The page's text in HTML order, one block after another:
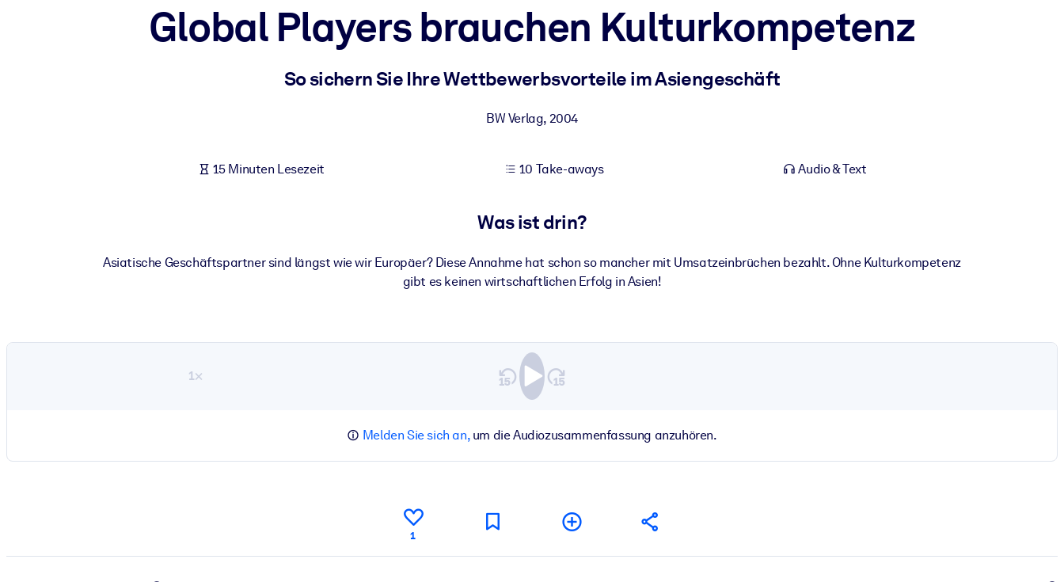
Bereichern Sie Ihre Unternehmensbibliothek mit vertrauenswürdigem, praxisnahem Business-Wissen.
Nutzen Sie verlässliches, strukturiertes Wissen, um die Ergebnisse Ihrer KI-Systeme zu optimieren.
Global Players brauchen Kulturkompetenz
So sichern Sie Ihre Wettbewerbsvorteile im Asiengeschäft
BW Verlag, 2004
15 Minuten Lesezeit 10 Take-aways Audio & Text
Was ist drin?
Asiatische Geschäftspartner sind längst wie wir Europäer? Diese Annahme hat schon so mancher mit Umsatzeinbrüchen bezahlt. Ohne Kulturkompetenz
gibt es keinen wirtschaftlichen Erfolg in Asien!
1×
Melden Sie sich an,um die Audiozusammenfassung anzuhören.
1